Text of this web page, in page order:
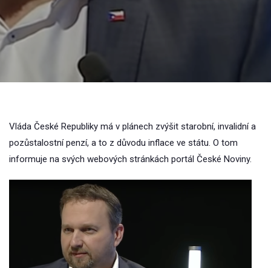
Vláda České Republiky má v plánech zvýšit starobní, invalidní a
pozůstalostní penzí, a to z důvodu inflace ve státu. O tom
informuje na svých webových stránkách portál České Noviny.